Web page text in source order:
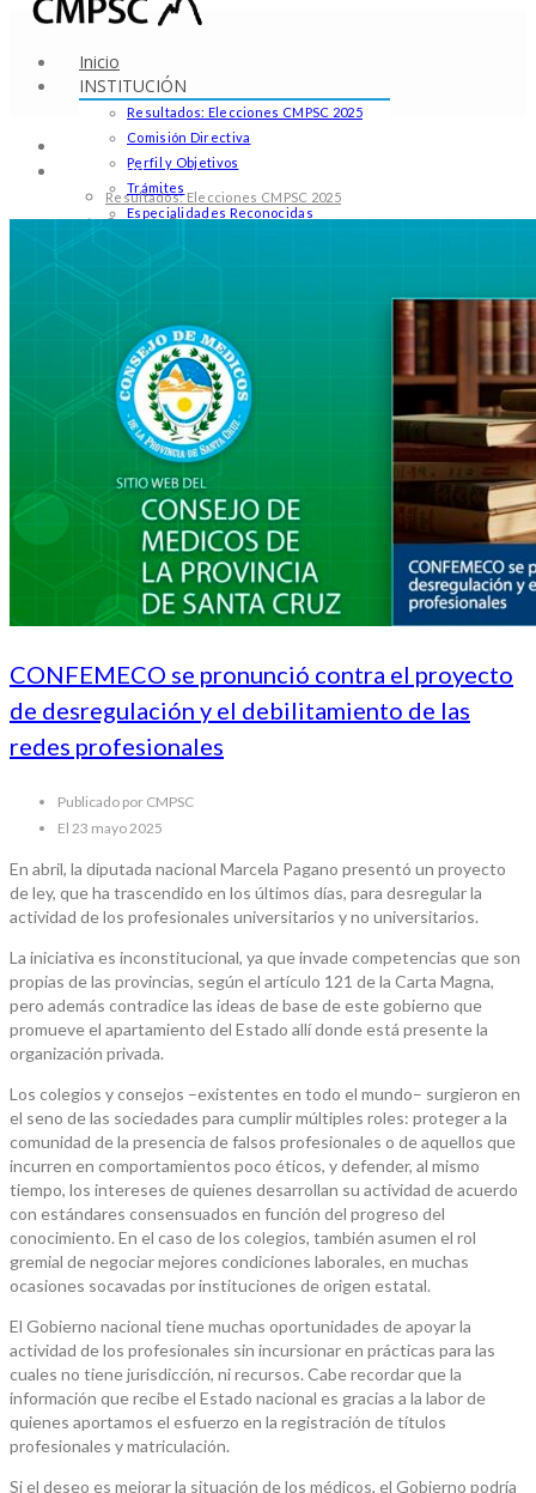
Inicio
INSTITUCIÓN
Resultados: Elecciones CMPSC 2025
Comisión Directiva
Perfil y Objetivos
Trámites
Especialidades Reconocidas
Praxis Médica
Comunicados
Educacion
Noticias en Educación
Leyes
Contacto
INSTITUCIÓN
Resultados: Elecciones CMPSC 2025
Comisión Directiva
Trámites
Especialidades Reconocidas
Padrón de Matriculados
Pólizas y Recibos
Praxis Médica
Comunicados
Educacion
Noticias en Educación
Contacto
CONFEMECO se pronunció contra el proyecto
de desregulación y el debilitamiento de las
redes profesionales
Publicado por CMPSC
El 23 mayo 2025
En abril, la diputada nacional Marcela Pagano presentó un proyecto
de ley, que ha trascendido en los últimos días, para desregular la
actividad de los profesionales universitarios y no universitarios.
La iniciativa es inconstitucional, ya que invade competencias que son
propias de las provincias, según el artículo 121 de la Carta Magna,
pero además contradice las ideas de base de este gobierno que
promueve el apartamiento del Estado allí donde está presente la
organización privada.
Los colegios y consejos –existentes en todo el mundo– surgieron en
el seno de las sociedades para cumplir múltiples roles: proteger a la
comunidad de la presencia de falsos profesionales o de aquellos que
incurren en comportamientos poco éticos, y defender, al mismo
tiempo, los intereses de quienes desarrollan su actividad de acuerdo
con estándares consensuados en función del progreso del
conocimiento. En el caso de los colegios, también asumen el rol
gremial de negociar mejores condiciones laborales, en muchas
ocasiones socavadas por instituciones de origen estatal.
El Gobierno nacional tiene muchas oportunidades de apoyar la
actividad de los profesionales sin incursionar en prácticas para las
cuales no tiene jurisdicción, ni recursos. Cabe recordar que la
información que recibe el Estado nacional es gracias a la labor de
quienes aportamos el esfuerzo en la registración de títulos
profesionales y matriculación.
Si el deseo es mejorar la situación de los médicos, el Gobierno podría